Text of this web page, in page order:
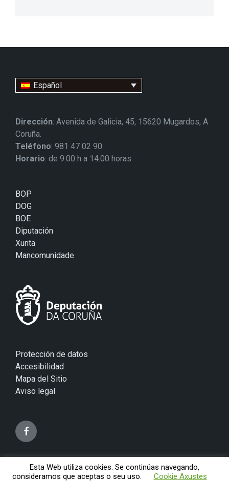
Español
Dirección: Avenida de Galicia, 45, 15620 Mugardos, A
Coruña.
Teléfono: 981 47 02 90
Horario: de 9.00 h a 14.00 horas
BOP
DOG
BOE
Diputación
Xunta
Mancomunidade
Protección de datos
Accesibilidad
Mapa del Sitio
Aviso legal
© 2026 Concello de Mugardos
Esta Web utiliza cookies. Se continúas navegando,
consideramos que aceptas o seu uso.
Cookie Axustes